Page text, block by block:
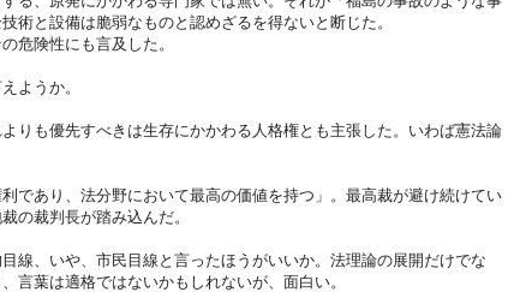
術と設備は脆弱なものと認めざるを得ないと断じた。
危険性にも言及した。
ようか。
りも優先すべきは生存にかかわる人格権とも主張した。いわば憲法論
であり、法分野において最高の価値を持つ」。最高裁が避け続けてい
の裁判長が踏み込んだ。
線、いや、市民目線と言ったほうがいいか。法理論の展開だけでな
言葉は適格ではないかもしれないが、面白い。